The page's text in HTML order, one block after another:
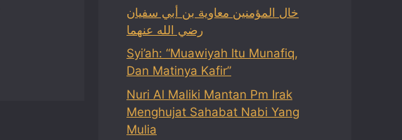
خال المؤمنين معاوية بن أبي سفيان
رضي الله عنهما
Syi’ah: “Muawiyah Itu Munafiq,
Dan Matinya Kafir”
Nuri Al Maliki Mantan Pm Irak
Menghujat Sahabat Nabi Yang
Mulia